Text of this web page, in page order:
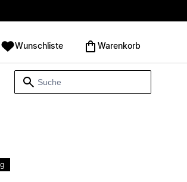
Wunschliste Warenkorb